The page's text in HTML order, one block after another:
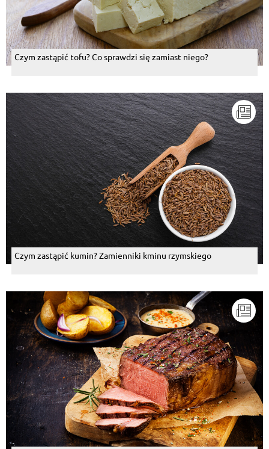
Czym zastąpić tofu? Co sprawdzi się zamiast niego?
Czym zastąpić kumin? Zamienniki kminu rzymskiego